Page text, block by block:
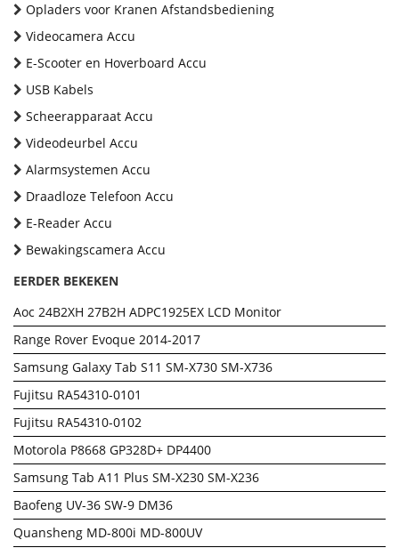
Opladers voor Kranen Afstandsbediening
Videocamera Accu
E-Scooter en Hoverboard Accu
USB Kabels
Scheerapparaat Accu
Videodeurbel Accu
Alarmsystemen Accu
Draadloze Telefoon Accu
E-Reader Accu
Bewakingscamera Accu
EERDER BEKEKEN
Aoc 24B2XH 27B2H ADPC1925EX LCD Monitor
Range Rover Evoque 2014-2017
Samsung Galaxy Tab S11 SM-X730 SM-X736
Fujitsu RA54310-0101
Fujitsu RA54310-0102
Motorola P8668 GP328D+ DP4400
Samsung Tab A11 Plus SM-X230 SM-X236
Baofeng UV-36 SW-9 DM36
Quansheng MD-800i MD-800UV